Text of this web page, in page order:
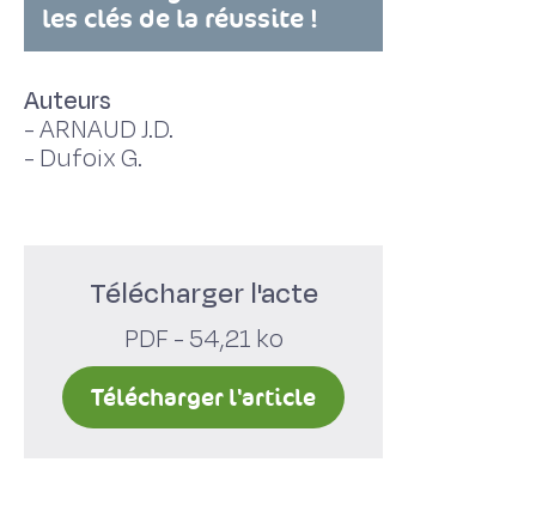
les clés de la réussite !
Auteurs
-ARNAUD J.D.
- Dufoix G.
Télécharger l'acte
PDF - 54,21 ko
Télécharger l'article